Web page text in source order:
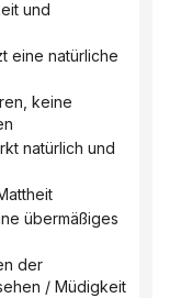
/ Müdigkeit